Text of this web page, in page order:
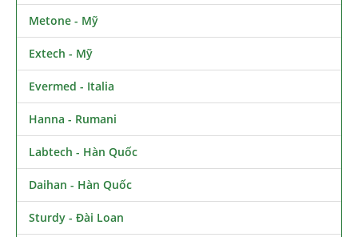
Metone - Mỹ
Extech - Mỹ
Evermed - Italia
Hanna - Rumani
Labtech - Hàn Quốc
Daihan - Hàn Quốc
Sturdy - Đài Loan